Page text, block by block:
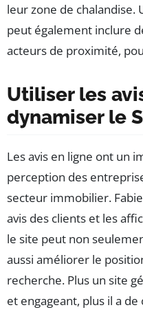
leur zone de chalandise.
peut également inclure
acteurs de proximité,
Utiliser les
dynamiser le
Les avis en ligne ont un
perception des
secteur immobilier.
avis des clients et les
le site peut non
aussi améliorer le
recherche. Plus un site
et engageant, plus il a de